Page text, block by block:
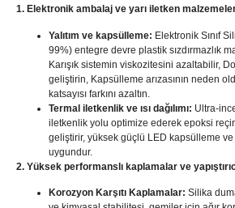
1. Elektronik ambalaj ve yarı iletken
Yalıtım ve kapsülleme: Elektronik Sınıf
99%) entegre devre plastik sızdırmazlık
Karışık sistemin viskozitesini azaltabilir,
geliştirin, Kapsülleme arızasının neden
katsayısı farkını azaltın.
Termal iletkenlik ve ısı dağılımı: Ultra-
iletkenlik yolu optimize ederek epoksi
geliştirir, yüksek güçlü LED kapsülleme ve
uygundur.
2. Yüksek performanslı kaplamalar ve
Korozyon Karşıtı Kaplamalar: Silika